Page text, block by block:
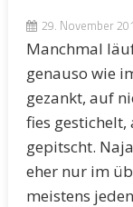
29. November
Manchmal
genauso wie
gezankt, auf
fies gestichelt,
gepitscht.
eher nur im
meistens